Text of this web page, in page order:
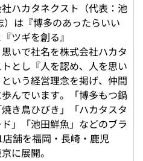
ハカタネクスト（代表：池
）は『博多のあったらいい
ツギを創る』
思いで社名を株式会社ハカタ
とし『人を認め、人を思い
いう経営理念を掲げ、仲間
歩んでいます。「博多もつ鍋
き鳥ひびき」「ハカタスタ
」「池田鮮魚」などのブラ
店舗を福岡・長崎・鹿児
に展開。